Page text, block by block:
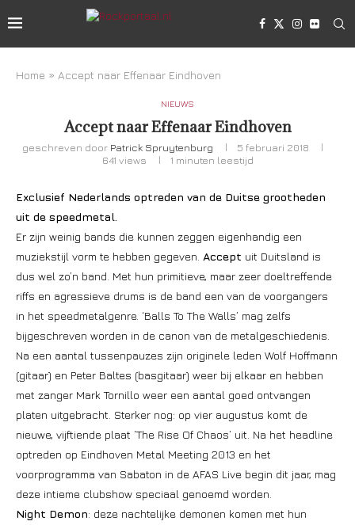
Home » Accept naar Effenaar Eindhoven
NIEUWS
Accept naar Effenaar Eindhoven
geschreven door Patrick Spruytenburg
5 februari 2018
641 views 1 minuten leestijd
Exclusief Nederlands optreden van de Duitse grootheden
uit de speedmetal.
Er zijn weinig bands die kunnen zeggen eigenhandig een
muziekstijl vorm te hebben gegeven. Accept uit Duitsland is
dus wel zo’n band. Met hun primitieve, maar zeer doeltreffende
riffs en agressieve drums is de band een van de voorgangers
in het speedmetalgenre. ‘Balls To The Walls’ mag zelfs
bijgeschreven worden in de canon van de metalgeschiedenis.
Na een aantal tussenpauzes zijn originele leden Wolf Hoffmann
(gitaar) en Peter Baltes (basgitaar) weer bij elkaar en hebben
met zanger Mark Tornillo weer een aantal goed ontvangen
platen uitgebracht. Sterker nog: op vier augustus komt de
nieuwe, vijftiende plaat ‘The Rise Of Chaos’ uit. Na het headline
optreden op Eindhoven Metal Meeting 2013 en het
voorprogramma van Sabaton in de AFAS Live begin dit jaar, mag
deze intieme clubshow speciaal genoemd worden.
Night Demon: deze nachtelijke demonen komen met hun